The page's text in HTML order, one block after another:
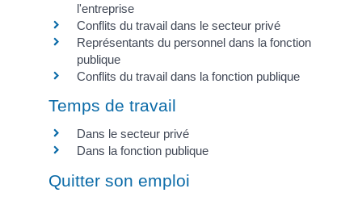
l'entreprise
Conflits du travail dans le secteur privé
Représentants du personnel dans la fonction
publique
Conflits du travail dans la fonction publique
Temps de travail
Dans le secteur privé
Dans la fonction publique
Quitter son emploi